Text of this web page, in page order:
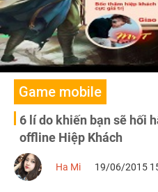
Game mobile
6 lí do khiến bạn sẽ hối
offline Hiệp Khách
Ha Mi 19/06/2015